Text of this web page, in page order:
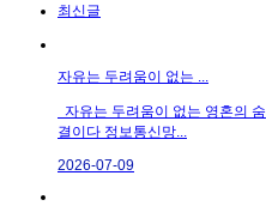
최신글
자유는 두려움이 없는 ...
자유는 두려움이 없는 영혼의 숨
결이다 정보통신망...
2026-07-09